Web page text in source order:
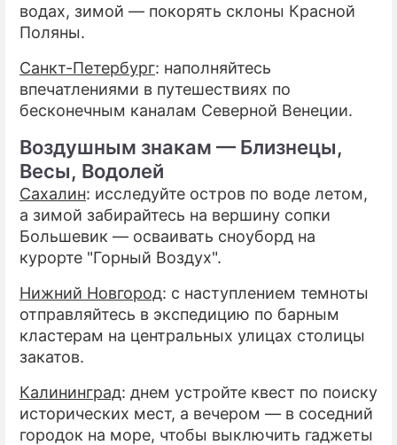
водах, зимой — покорять склоны Красной
Поляны.
Санкт-Петербург: наполняйтесь
впечатлениями в путешествиях по
бесконечным каналам Северной Венеции.
Воздушным знакам — Близнецы,
Весы, Водолей
Сахалин: исследуйте остров по воде летом,
а зимой забирайтесь на вершину сопки
Большевик — осваивать сноуборд на
курорте "Горный Воздух".
Нижний Новгород: с наступлением темноты
отправляйтесь в экспедицию по барным
кластерам на центральных улицах столицы
закатов.
Калининград: днем устройте квест по поиску
исторических мест, а вечером — в соседний
городок на море, чтобы выключить гаджеты